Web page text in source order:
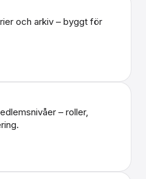
och arkiv – byggt för
– roller,